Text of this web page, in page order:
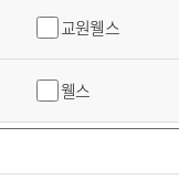
교원웰스
웰스